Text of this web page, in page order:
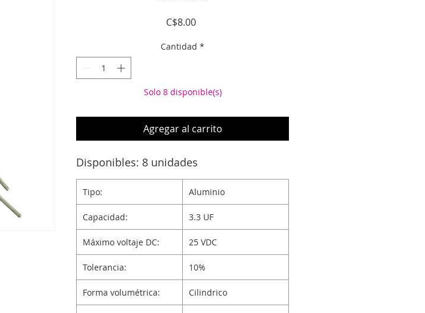
C$8.00Precio
Cantidad *
Solo 8 disponible(s)
Agregar al carrito
Disponibles: 8 unidades
Tipo: Aluminio
Capacidad: 3.3 UF
Máximo voltaje DC: 25 VDC
Tolerancia: 10%
Forma volumétrica: Cilindrico